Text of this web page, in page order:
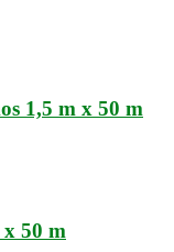
1,5 m x 50 m
50 m